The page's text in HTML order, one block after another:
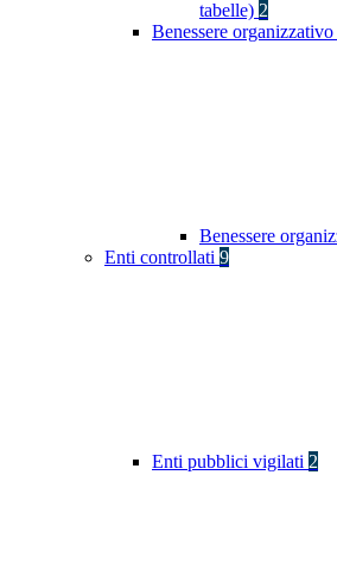
tabelle) 2
Benessere organizzativo
Benessere
Enti controllati 9
Enti pubblici vigilati 2